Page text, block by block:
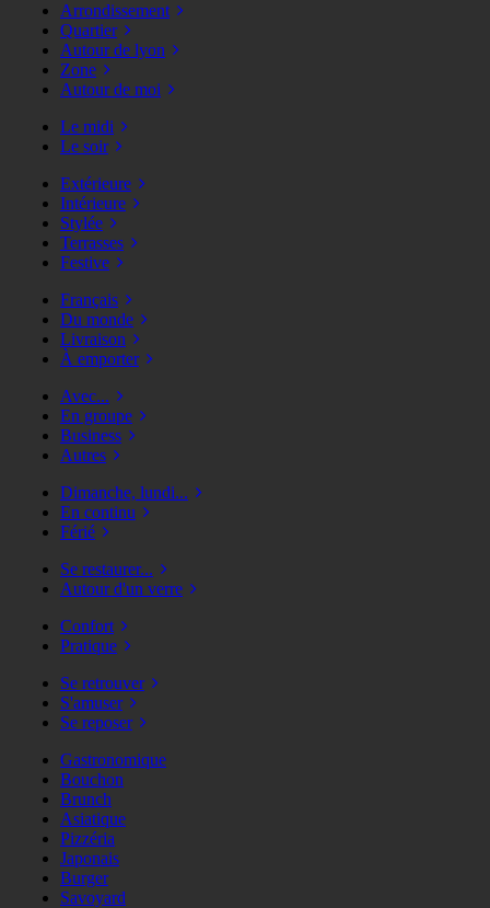
Arrondissement
Quartier
Autour de lyon
Zone
Autour de moi
Le midi
Le soir
Extérieure
Intérieure
Stylée
Terrasses
Festive
Français
Du monde
Livraison
À emporter
Avec...
En groupe
Business
Autres
Dimanche, lundi...
En continu
Férié
Se restaurer...
Autour d'un verre
Confort
Pratique
Se retrouver
S'amuser
Se reposer
Gastronomique
Bouchon
Brunch
Asiatique
Pizzéria
Japonais
Burger
Savoyard